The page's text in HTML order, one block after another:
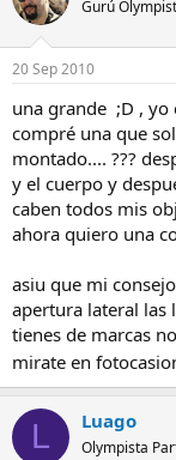
Gurú
20 Sep 2010
una grande ;D , yo
compré una que
montado.... ???
y el cuerpo y
caben todos mis
ahora quiero una
asiu que mi
apertura lateral las
tienes de marcas
mirate en
L Luago
Olympista